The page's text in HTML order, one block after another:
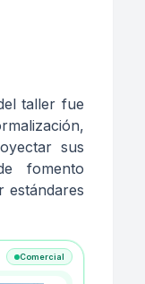
taller fue
sus
fomento
estándares
Comercial